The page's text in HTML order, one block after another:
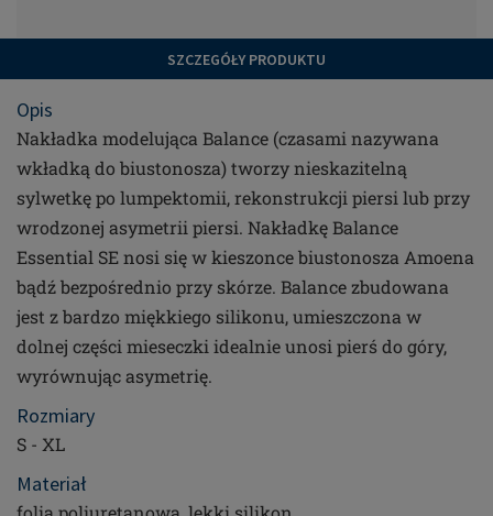
SZCZEGÓŁY PRODUKTU
Opis
Nakładka modelująca Balance (czasami nazywana
wkładką do biustonosza) tworzy nieskazitelną
sylwetkę po lumpektomii, rekonstrukcji piersi lub przy
wrodzonej asymetrii piersi. Nakładkę Balance
Essential SE nosi się w kieszonce biustonosza Amoena
bądź bezpośrednio przy skórze. Balance zbudowana
jest z bardzo miękkiego silikonu, umieszczona w
dolnej części mieseczki idealnie unosi pierś do góry,
wyrównując asymetrię.
Rozmiary
S - XL
Materiał